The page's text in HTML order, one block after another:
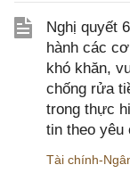
Nghị quyết
hành các
khó khăn,
chống rửa
trong thực
tin theo yêu
Tài chính-